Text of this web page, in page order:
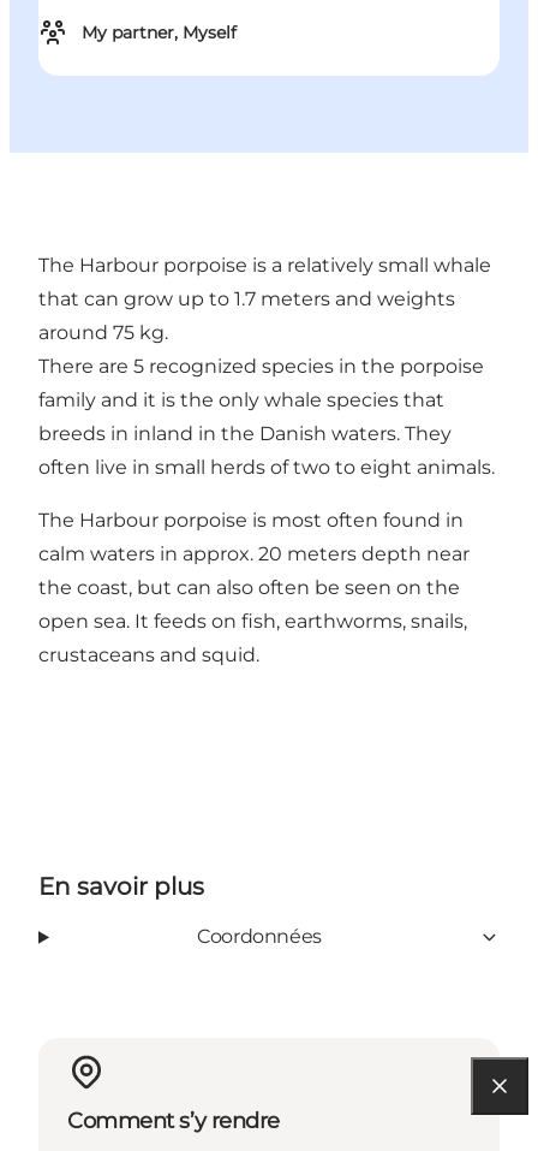
My partner, Myself
The Harbour porpoise is a relatively small whale
that can grow up to 1.7 meters and weights
around 75 kg.
There are 5 recognized species in the porpoise
family and it is the only whale species that
breeds in inland in the Danish waters. They
often live in small herds of two to eight animals.
The Harbour porpoise is most often found in
calm waters in approx. 20 meters depth near
the coast, but can also often be seen on the
open sea. It feeds on fish, earthworms, snails,
crustaceans and squid.
En savoir plus
Coordonnées
Comment s’y rendre